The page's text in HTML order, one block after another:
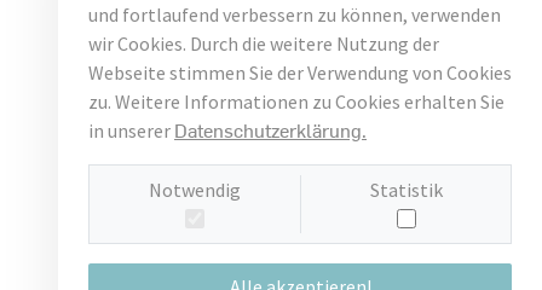
und fortlaufend verbessern zu können, verwenden
wir Cookies. Durch die weitere Nutzung der
Webseite stimmen Sie der Verwendung von Cookies
zu. Weitere Informationen zu Cookies erhalten Sie
in unserer Datenschutzerklärung.
Notwendig Statistik